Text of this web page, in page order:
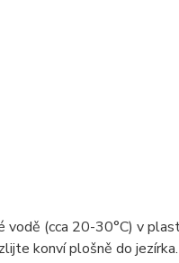
vodě (cca 20-30°C) v
konví plošně do jezírka.